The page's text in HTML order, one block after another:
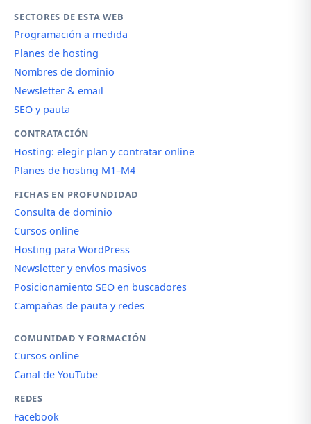
SECTORES DE ESTA WEB
Programación a medida
Planes de hosting
Nombres de dominio
Newsletter & email
SEO y pauta
CONTRATACIÓN
Hosting: elegir plan y contratar online
Planes de hosting M1–M4
FICHAS EN PROFUNDIDAD
Consulta de dominio
Cursos online
Hosting para WordPress
Newsletter y envíos masivos
Posicionamiento SEO en buscadores
Campañas de pauta y redes
COMUNIDAD Y FORMACIÓN
Cursos online
Canal de YouTube
REDES
Facebook